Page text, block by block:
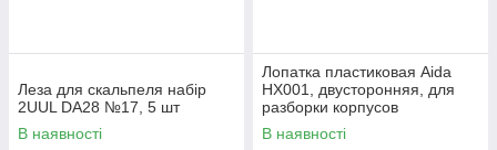
Леза для скальпеля набір
2UUL DA28 №17, 5 шт
В наявності
Лопатка пластиковая Aida
HX001, двусторонняя, для
разборки корпусов
В наявності